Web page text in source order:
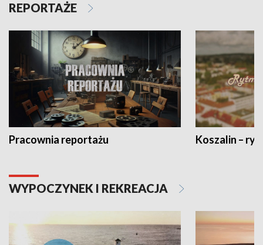
REPORTAŻE
Pracownia reportażu Koszalin –
WYPOCZYNEK I REKREACJA